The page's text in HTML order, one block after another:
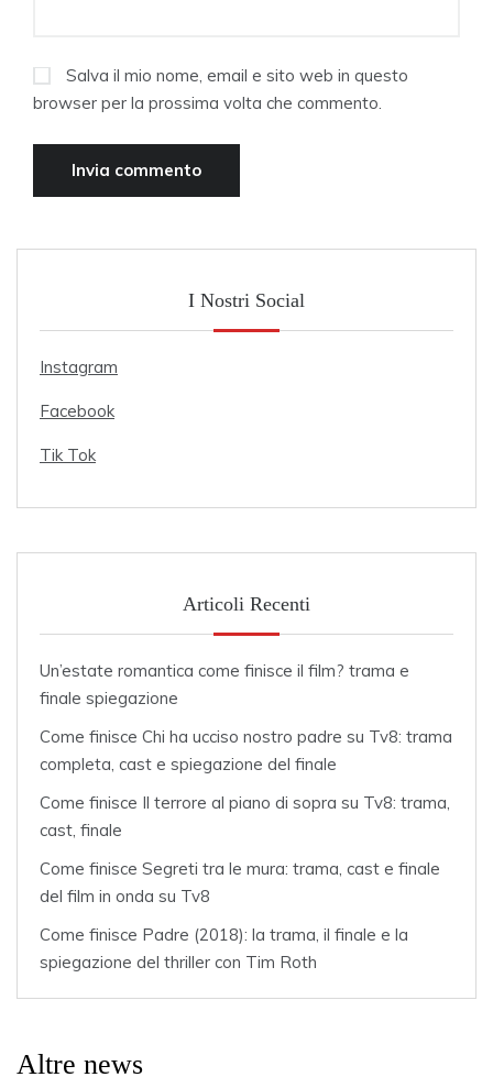
Salva il mio nome, email e sito web in questo
browser per la prossima volta che commento.
I Nostri Social
Instagram
Facebook
Tik Tok
Articoli Recenti
Un’estate romantica come finisce il film? trama e
finale spiegazione
Come finisce Chi ha ucciso nostro padre su Tv8: trama
completa, cast e spiegazione del finale
Come finisce Il terrore al piano di sopra su Tv8: trama,
cast, finale
Come finisce Segreti tra le mura: trama, cast e finale
del film in onda su Tv8
Come finisce Padre (2018): la trama, il finale e la
spiegazione del thriller con Tim Roth
Altre news